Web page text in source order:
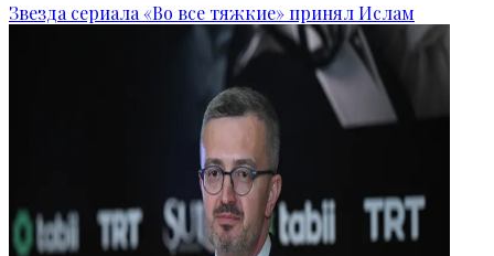
Звезда сериала «Во все тяжкие» принял Ислам